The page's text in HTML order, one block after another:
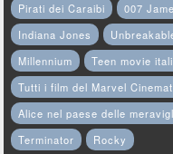
Pirati dei Caraibi
007
Indiana Jones
Millennium
Teen movie
Tutti i film del Marvel
Alice nel paese delle
Terminator
Rocky